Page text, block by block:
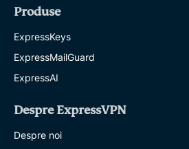
Produse
ExpressKeys
ExpressMailGuard
ExpressAI
Despre ExpressVPN
Despre noi